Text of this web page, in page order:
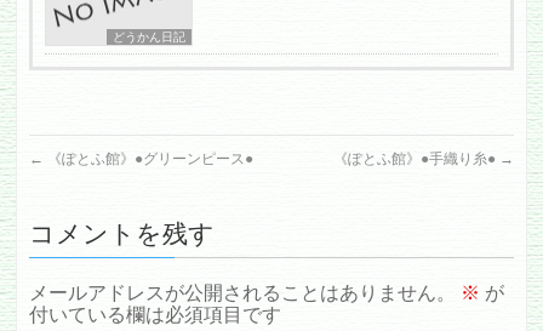
どうかん日記
← 《ぽとふ館》●グリーンピース● 《ぽとふ館》●手織り糸● →
コメントを残す
メールアドレスが公開されることはありません。 ※ が
付いている欄は必須項目です